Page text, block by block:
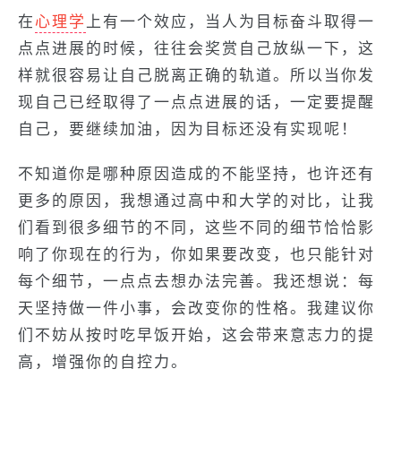
在 心理学 上有一个效应，当人为目标奋斗取得一
点点进展的时候，往往会奖赏自己放纵一下，这
样就很容易让自己脱离正确的轨道。所以当你发
现自己已经取得了一点点进展的话，一定要提醒
自己，要继续加油，因为目标还没有实现呢！
不知道你是哪种原因造成的不能坚持，也许还有
更多的原因，我想通过高中和大学的对比，让我
们看到很多细节的不同，这些不同的细节恰恰影
响了你现在的行为，你如果要改变，也只能针对
每个细节，一点点去想办法完善。我还想说：每
天坚持做一件小事，会改变你的性格。我建议你
们不妨从按时吃早饭开始，这会带来意志力的提
高，增强你的自控力。